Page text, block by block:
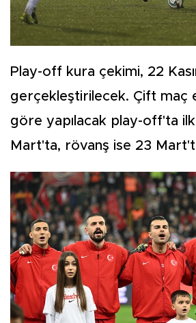
Play-off kura çekimi, 22
gerçekleştirilecek. Çift maç
göre yapılacak play-off'ta ilk
Mart'ta, rövanş ise 23